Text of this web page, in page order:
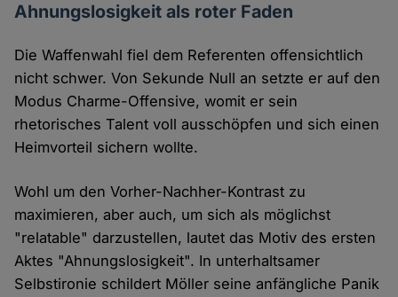
Ahnungslosigkeit als roter Faden
Die Waffenwahl fiel dem Referenten offensichtlich
nicht schwer. Von Sekunde Null an setzte er auf den
Modus Charme-Offensive, womit er sein
rhetorisches Talent voll ausschöpfen und sich einen
Heimvorteil sichern wollte.
Wohl um den Vorher-Nachher-Kontrast zu
maximieren, aber auch, um sich als möglichst
"relatable" darzustellen, lautet das Motiv des ersten
Aktes "Ahnungslosigkeit". In unterhaltsamer
Selbstironie schildert Möller seine anfängliche Panik